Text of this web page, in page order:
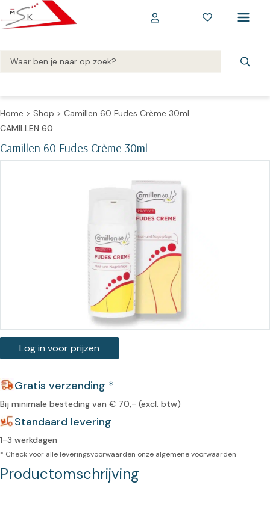
Home > Shop > Camillen 60 Fudes Crème 30ml
Camillen 60 Fudes Crème 30ml
CAMILLEN 60
Log in voor prijzen
Gratis verzending *
Bij minimale besteding van € 70,- (excl. btw)
Standaard levering
1-3 werkdagen
* Check voor alle leveringsvoorwaarden onze algemene voorwaarden
Productomschrijving